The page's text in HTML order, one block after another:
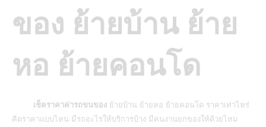
ของ ย้ายบ้าน ย้าย
หอ ย้ายคอนโด
เช็คราคาค่ารถขนของ ย้ายบ้าน ย้ายหอ ย้ายคอนโด ราคาเท่าไหร่
คิดราคาแบบไหน มีรถอะไรให้บริการบ้าง มีคนงานยกของให้ด้วยไหม